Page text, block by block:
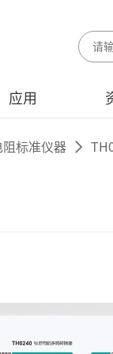
应用
阻标准仪器